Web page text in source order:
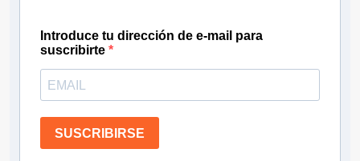
Introduce tu dirección de e-mail para
suscribirte
SUSCRIBIRSE